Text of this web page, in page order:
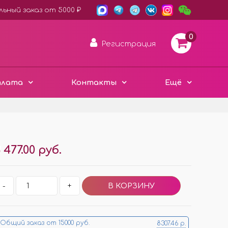
заказ от 5000 ₽
Регистрация
0
Контакты Ещё
ПЛАСТИК ХАМЕЛЕОН
ЧЁРНЫЙ СТИЛЬ
МИНИ ИЗДЕЛИЯ
477.00 руб.
- +
Общий заказ от 15000 руб. 8307.46 р.